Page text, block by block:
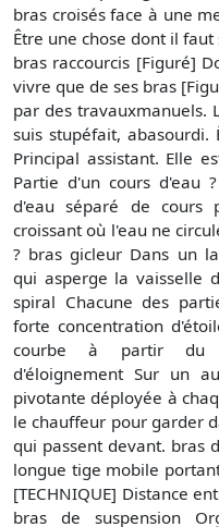
bras croisés face à une
Être une chose dont il
bras raccourcis [Figuré]
vivre que de ses bras
par des travauxmanuels.
suis stupéfait,
Principal assistant. Elle
Partie d'un cours d'eau
d'eau séparé de
croissant où l'eau ne
? bras gicleur Dans un
qui asperge la vaisselle
spiral Chacune des
forte concentration
courbe à partir du
d'éloignement Sur un
pivotante déployée à
le chauffeur pour garder
qui passent devant. bras
longue tige mobile
[TECHNIQUE] Distance
bras de suspension